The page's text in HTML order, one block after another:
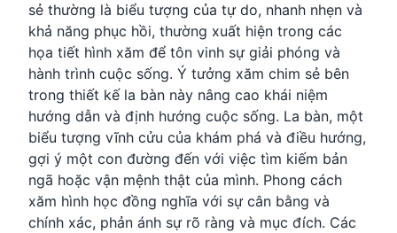
sẻ thường là biểu tượng của tự do, nhanh nhẹn và
khả năng phục hồi, thường xuất hiện trong các
họa tiết hình xăm để tôn vinh sự giải phóng và
hành trình cuộc sống. Ý tưởng xăm chim sẻ bên
trong thiết kế la bàn này nâng cao khái niệm
hướng dẫn và định hướng cuộc sống. La bàn, một
biểu tượng vĩnh cửu của khám phá và điều hướng,
gợi ý một con đường đến với việc tìm kiếm bản
ngã hoặc vận mệnh thật của mình. Phong cách
xăm hình học đồng nghĩa với sự cân bằng và
chính xác, phản ánh sự rõ ràng và mục đích. Các